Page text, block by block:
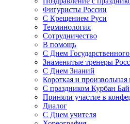
Фигуристы России
С Крещением Руси
Терминология
Сотрудничество
В помощь
С Днем
Знаменитые тренеры
С Днем Знаний
Короткая и
С праздником Курбан
Приняли участие в
Диалог
С Днем учителя